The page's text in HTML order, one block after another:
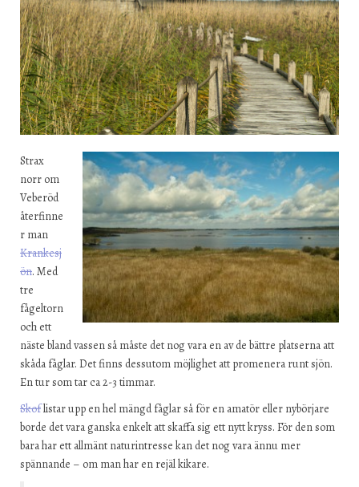
Strax
norr om
Veberöd
återfinne
r man
Krankesj
ön. Med
tre
fågeltorn
och ett
näste bland vassen så måste det nog vara en av de bättre platserna att
skåda fåglar. Det finns dessutom möjlighet att promenera runt sjön.
En tur som tar ca 2-3 timmar.
Skoflistar upp en hel mängd fåglar så för en amatör eller nybörjare
borde det vara ganska enkelt att skaffa sig ett nytt kryss. För den som
bara har ett allmänt naturintresse kan det nog vara ännu mer
spännande – om man har en rejäl kikare.